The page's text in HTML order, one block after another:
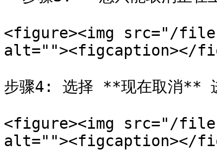
<figure><img src="/files/
alt=""><figcaption></
步骤4: 选择 **现在取消**
<figure><img src="/files/
alt=""><figcaption></